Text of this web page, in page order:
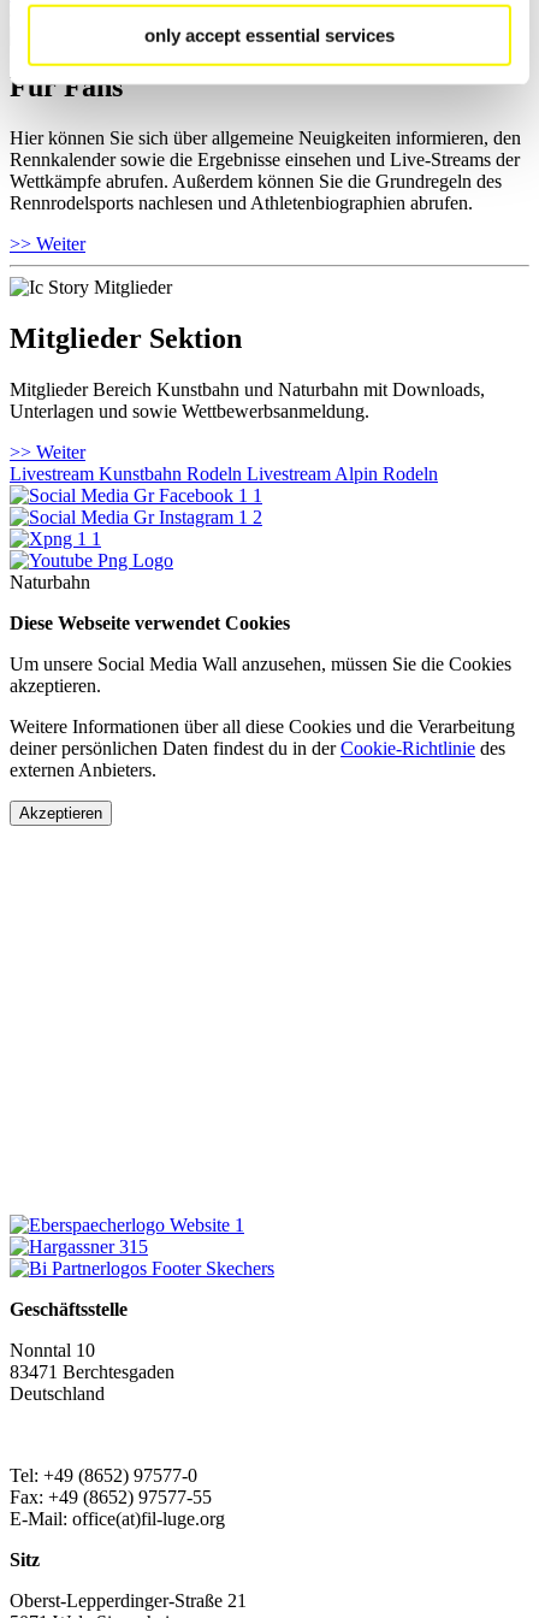
only accept essential services
Für Fans
Hier können Sie sich über allgemeine Neuigkeiten informieren, den
Rennkalender sowie die Ergebnisse einsehen und Live-Streams der
Wettkämpfe abrufen. Außerdem können Sie die Grundregeln des
Rennrodelsports nachlesen und Athletenbiographien abrufen.
>> Weiter
Mitglieder Sektion
Mitglieder Bereich Kunstbahn und Naturbahn mit Downloads,
Unterlagen und sowie Wettbewerbsanmeldung.
>> Weiter
Livestream Kunstbahn Rodeln Livestream Alpin Rodeln
Naturbahn
Diese Webseite verwendet Cookies
Um unsere Social Media Wall anzusehen, müssen Sie die Cookies
akzeptieren.
Weitere Informationen über all diese Cookies und die Verarbeitung
deiner persönlichen Daten findest du in derCookie-Richtlinie des
externen Anbieters.
Akzeptieren
Geschäftsstelle
Nonntal 10
83471 Berchtesgaden
Deutschland
Tel: +49 (8652) 97577-0
Fax: +49 (8652) 97577-55
E-Mail: office(at)fil-luge.org
Sitz
Oberst-Lepperdinger-Straße 21